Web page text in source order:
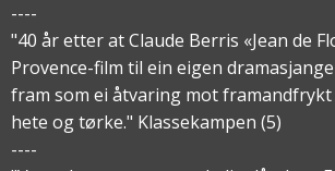
----
"40 år etter at Claude Berris «Jean de
Provence-film til ein eigen
fram som ei åtvaring mot
hete og tørke." Klassekampen (5)
----